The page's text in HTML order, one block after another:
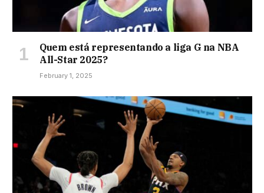
Quem está representando a liga G na NBA
All-Star 2025?
February 1, 2025